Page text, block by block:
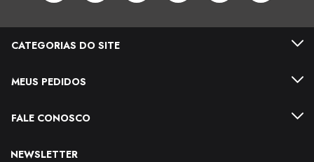
CATEGORIAS DO SITE
MEUS PEDIDOS
FALE CONOSCO
NEWSLETTER